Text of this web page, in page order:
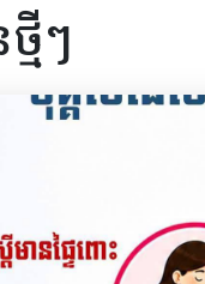
មីៗ